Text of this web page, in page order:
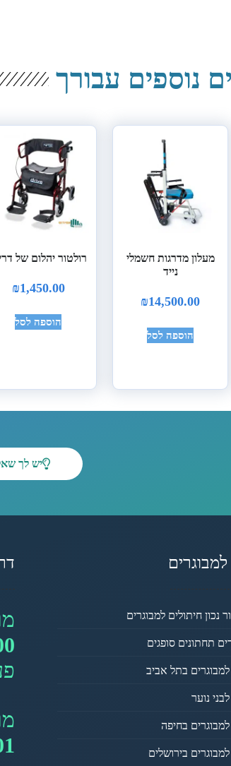
נוספים עבורך
מעלון מדרגות חשמלי
נייד
₪14,500.00
הוספה לסל
רולטור יהלום של
₪1,450.00
הוספה לסל
יש לך
נכון חיתולים למבוגרים
תחתונים סופגים
למבוגרים בתל אביב
נוער
בחיפה
בירושלים